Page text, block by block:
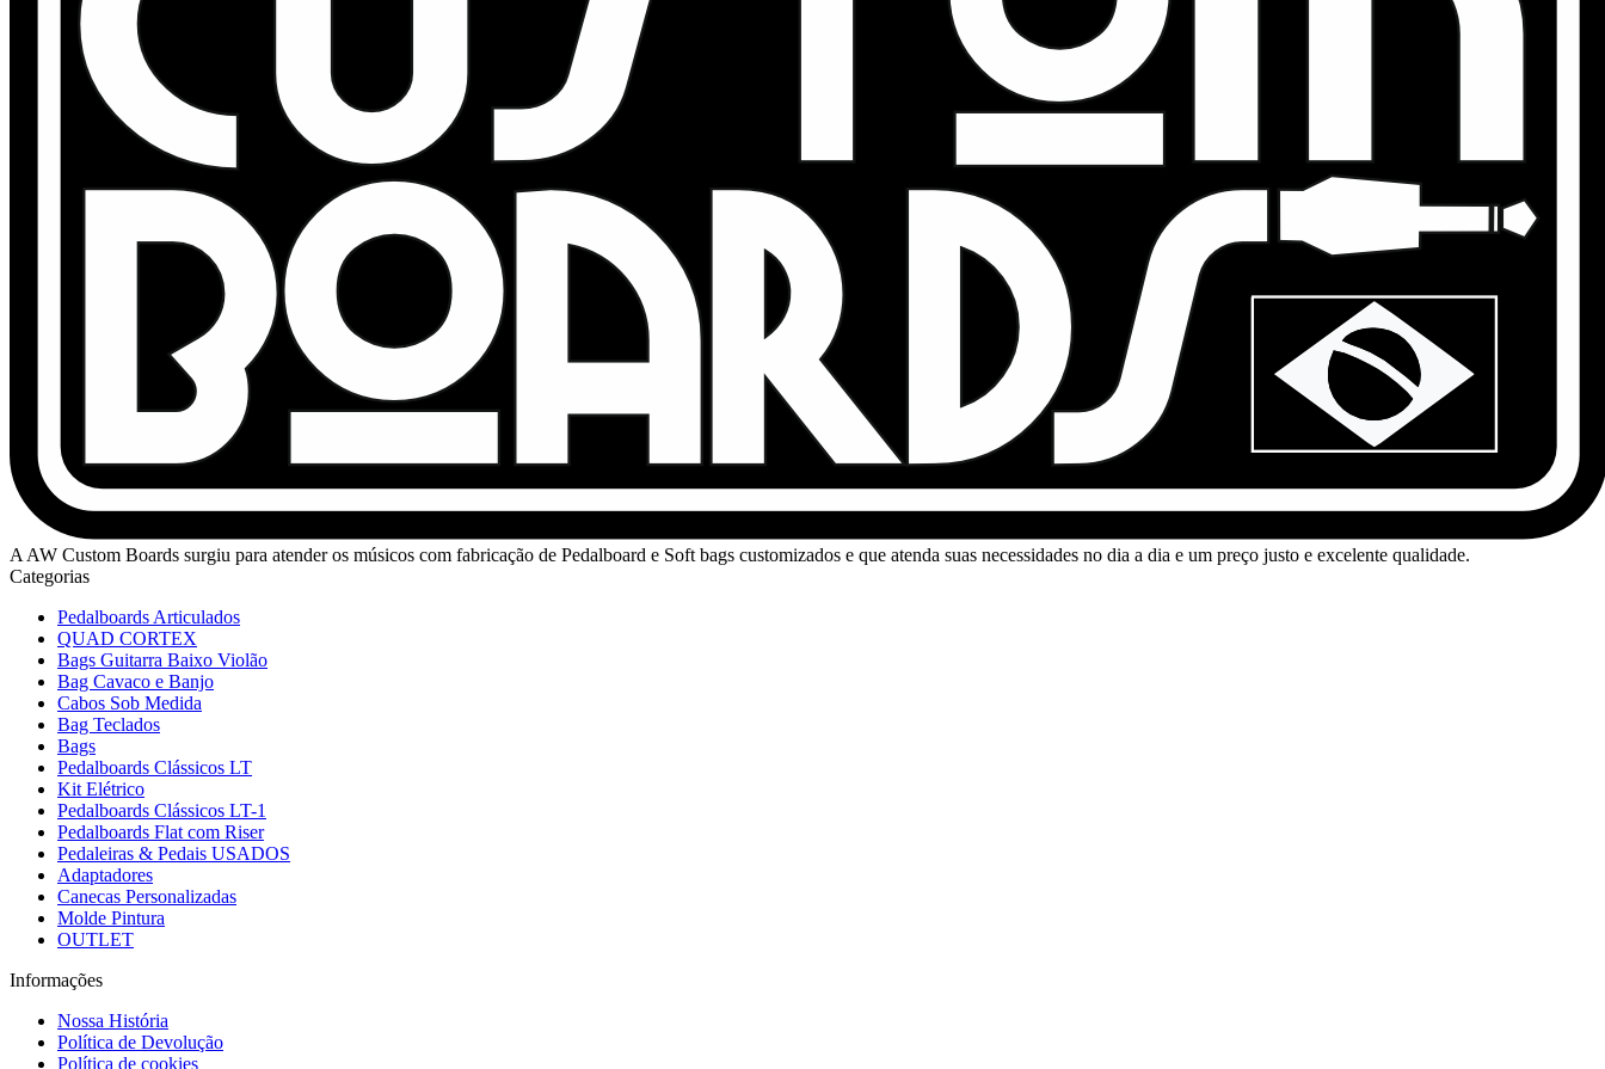
A AW Custom Boards surgiu para atender os músicos com fabricação de Pedalboard e Soft bags customizados e que atenda suas necessidades no dia a dia e um preço justo e excelente qualidade.
Categorias
Pedalboards Articulados
QUAD CORTEX
Bags Guitarra Baixo Violão
Bag Cavaco e Banjo
Cabos Sob Medida
Bag Teclados
Bags
Pedalboards Clássicos LT
Kit Elétrico
Pedalboards Clássicos LT-1
Pedalboards Flat com Riser
Pedaleiras & Pedais USADOS
Adaptadores
Canecas Personalizadas
Molde Pintura
OUTLET
Informações
Nossa História
Política de Devolução
Política de cookies